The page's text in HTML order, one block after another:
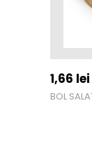
1,66 lei
BOL